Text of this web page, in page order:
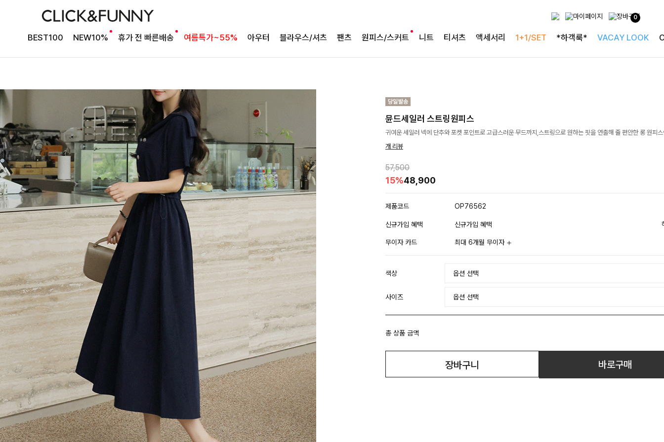
0
BEST100 NEW10% 휴가 전 빠른배송 여름특가~55% 아우터 블라우스/셔츠 팬츠 원피스/스커트 니트 티셔츠 액세서리 1+1/SET *하객룩* VACAY LOOK
뮨드세일러 스트링원피스
귀여운 세일러 넥에 단추와 포켓 포인트로 고급스러운 무드까지,스트링으로 원하는 핏을 연출해 줄 편안한 롱 원피
개 리뷰
57,500
15%48,900
제품코드 OP76562
신규가입 혜택 신규가입 혜택
무이자 카드 최대 6개월 무이자
색상
사이즈
총 상품 금액
장바구니 바로구매